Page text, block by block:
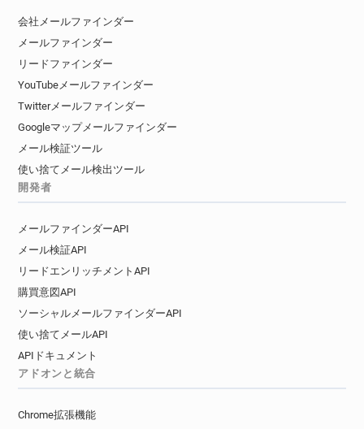
会社メールファインダー
メールファインダー
リードファインダー
YouTubeメールファインダー
Twitterメールファインダー
Googleマップメールファインダー
メール検証ツール
使い捨てメール検出ツール
開発者
メールファインダーAPI
メール検証API
リードエンリッチメントAPI
購買意図API
ソーシャルメールファインダーAPI
使い捨てメールAPI
APIドキュメント
アドオンと統合
Chrome拡張機能